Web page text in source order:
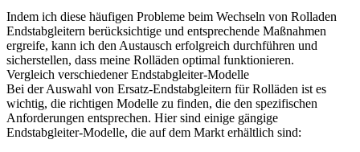
Indem ich diese häufigen Probleme beim Wechseln von Rolladen
Endstabgleitern berücksichtige und entsprechende Maßnahmen
ergreife, kann ich den Austausch erfolgreich durchführen und
sicherstellen, dass meine Rolläden optimal funktionieren.
Vergleich verschiedener Endstabgleiter-Modelle
Bei der Auswahl von Ersatz-Endstabgleitern für Rolläden ist es
wichtig, die richtigen Modelle zu finden, die den spezifischen
Anforderungen entsprechen. Hier sind einige gängige
Endstabgleiter-Modelle, die auf dem Markt erhältlich sind: